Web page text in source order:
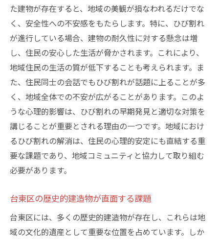
た建物が存在すると、地域の美観が損なわれるだけでな
く、安全性への不安感をもたらします。特に、ひび割れ
が進行している場合、建物の耐久性に対する懸念は増
し、住民の安心した生活が脅かされます。これにより、
地域住民の生活の質が低下することも考えられます。ま
た、住民同士の会話でもひび割れが話題に上ることが多
く、地域全体での不安が広がることがあります。このよ
うな心理的影響は、ひび割れの早期発見と適切な対策を
講じることが重要とされる理由の一つです。地域におけ
るひび割れの解消は、住民の心理的安定にも直結する重
要な課題であり、地域コミュニティと協力して取り組む
必要があります。
台東区の歴史的建造物が直面する課題
台東区には、多くの歴史的建造物が存在し、これらは地
域の文化的遺産として重要な位置を占めています。しか